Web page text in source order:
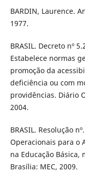
BARDIN, Laurence.
1977.
BRASIL. Decreto nº
Estabelece normas
promoção da
deficiência ou com
providências. Diário
2004.
BRASIL. Resolução
Operacionais para o
na Educação Básica,
Brasília: MEC, 2009.